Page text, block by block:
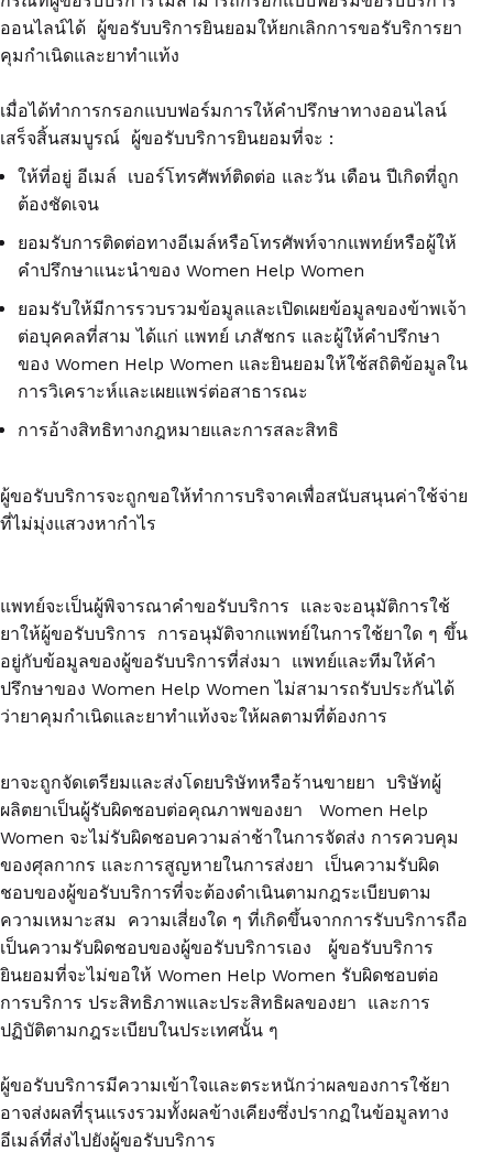
ออนไลน์ได้ ผู้ขอรับบริการยินยอมให้ยกเลิกการขอรับริการยา
คุมกำเนิดและยาทำแท้ง
เมื่อได้ทำการกรอกแบบฟอร์มการให้คำปรึกษาทางออนไลน์
เสร็จสิ้นสมบูรณ์ ผู้ขอรับบริการยินยอมที่จะ :
ให้ที่อยู่ อีเมล์ เบอร์โทรศัพท์ติดต่อ และวัน เดือน ปีเกิดที่ถูก
ต้องชัดเจน
ยอมรับการติดต่อทางอีเมล์หรือโทรศัพท์จากแพทย์หรือผู้ให้
คำปรึกษาแนะนำของ Women Help Women
ยอมรับให้มีการรวบรวมข้อมูลและเปิดเผยข้อมูลของข้าพเจ้า
ต่อบุคคลที่สาม ได้แก่ แพทย์ เภสัชกร และผู้ให้คำปรึกษา
ของ Women Help Women และยินยอมให้ใช้สถิติข้อมูลใน
การวิเคราะห์และเผยแพร่ต่อสาธารณะ
การอ้างสิทธิทางกฎหมายและการสละสิทธิ
ผู้ขอรับบริการจะถูกขอให้ทำการบริจาคเพื่อสนับสนุนค่าใช้จ่าย
ที่ไม่มุ่งแสวงหากำไร
แพทย์จะเป็นผู้พิจารณาคำขอรับบริการ และจะอนุมัติการใช้
ยาให้ผู้ขอรับบริการ การอนุมัติจากแพทย์ในการใช้ยาใด ๆ ขึ้น
อยู่กับข้อมูลของผู้ขอรับบริการที่ส่งมา แพทย์และทีมให้คำ
ปรึกษาของ Women Help Women ไม่สามารถรับประกันได้
ว่ายาคุมกำเนิดและยาทำแท้งจะให้ผลตามที่ต้องการ
ยาจะถูกจัดเตรียมและส่งโดยบริษัทหรือร้านขายยา บริษัทผู้
ผลิตยาเป็นผู้รับผิดชอบต่อคุณภาพของยา Women Help
Women จะไม่รับผิดชอบความล่าช้าในการจัดส่ง การควบคุม
ของศุลกากร และการสูญหายในการส่งยา เป็นความรับผิด
ชอบของผู้ขอรับบริการที่จะต้องดำเนินตามกฎระเบียบตาม
ความเหมาะสม ความเสี่ยงใด ๆ ที่เกิดขึ้นจากการรับบริการถือ
เป็นความรับผิดชอบของผู้ขอรับบริการเอง ผู้ขอรับบริการ
ยินยอมที่จะไม่ขอให้ Women Help Women รับผิดชอบต่อ
การบริการ ประสิทธิภาพและประสิทธิผลของยา และการ
ปฏิบัติตามกฎระเบียบในประเทศนั้น ๆ
ผู้ขอรับบริการมีความเข้าใจและตระหนักว่าผลของการใช้ยา
อาจส่งผลที่รุนแรงรวมทั้งผลข้างเคียงซึ่งปรากฏในข้อมูลทาง
อีเมล์ที่ส่งไปยังผู้ขอรับบริการ